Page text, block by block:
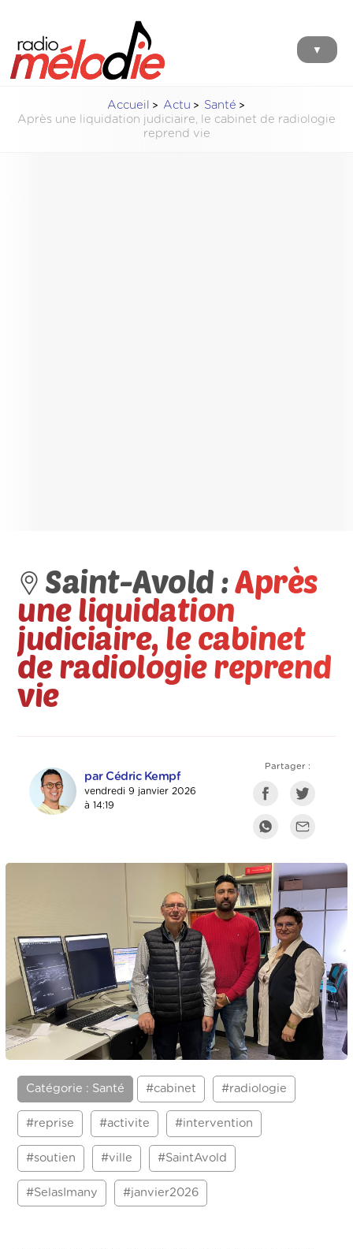
▼
Accueil Actu
Santé
Après une liquidation judiciaire, le cabinet de radiologie
reprend vie
Saint-Avold :Après
une liquidation
judiciaire, le cabinet
de radiologie reprend
vie
par Cédric Kempf
vendredi 9 janvier 2026
à 14:19
Partager :
Catégorie : Santé #cabinet #radiologie
#reprise #activite #intervention
#soutien #ville #SaintAvold
#SelasImany #janvier2026